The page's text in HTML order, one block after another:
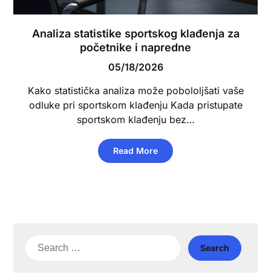
Analiza statistike sportskog klađenja za
početnike i napredne
05/18/2026
Kako statistička analiza može pobololjšati vaše
odluke pri sportskom klađenju Kada pristupate
sportskom klađenju bez…
Read More
Search